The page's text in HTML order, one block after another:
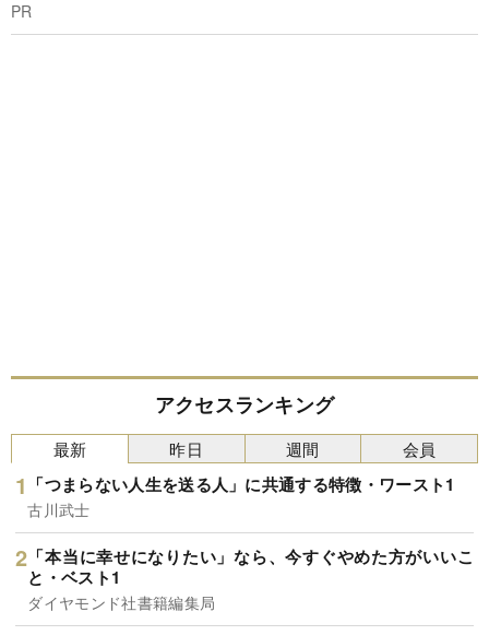
PR
アクセスランキング
最新
「つまらない人生を送る人」に共通する特徴・ワースト1
古川武士
「本当に幸せになりたい」なら、今すぐやめた方がいいこ
と・ベスト1
ダイヤモンド社書籍編集局
昨日 週間 会員